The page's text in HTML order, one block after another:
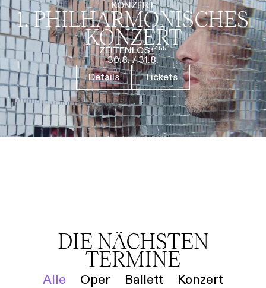
KONZERT
1. PHILHARMO­NISCHES
KONZERT
ZEITENLOS⁷⁴⁵⁵
30.8. / 31.8.
Details
Tickets
DIE NÄCHSTEN
TERMINE
Alle Oper Ballett Konzert